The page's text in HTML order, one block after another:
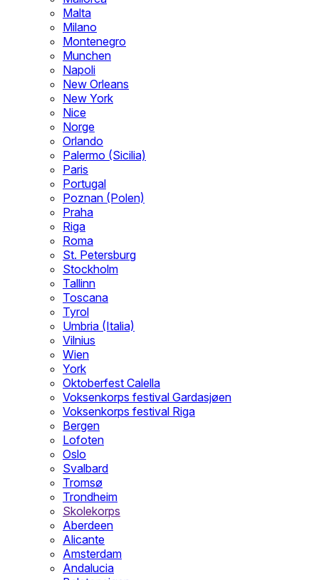
Malta
Milano
Montenegro
Munchen
Napoli
New Orleans
New York
Nice
Norge
Orlando
Palermo (Sicilia)
Paris
Portugal
Poznan (Polen)
Praha
Riga
Roma
St. Petersburg
Stockholm
Tallinn
Toscana
Tyrol
Umbria (Italia)
Vilnius
Wien
York
Oktoberfest Calella
Voksenkorps festival Gardasjøen
Voksenkorps festival Riga
Bergen
Lofoten
Oslo
Svalbard
Tromsø
Trondheim
Skolekorps
Aberdeen
Alicante
Amsterdam
Andalucia